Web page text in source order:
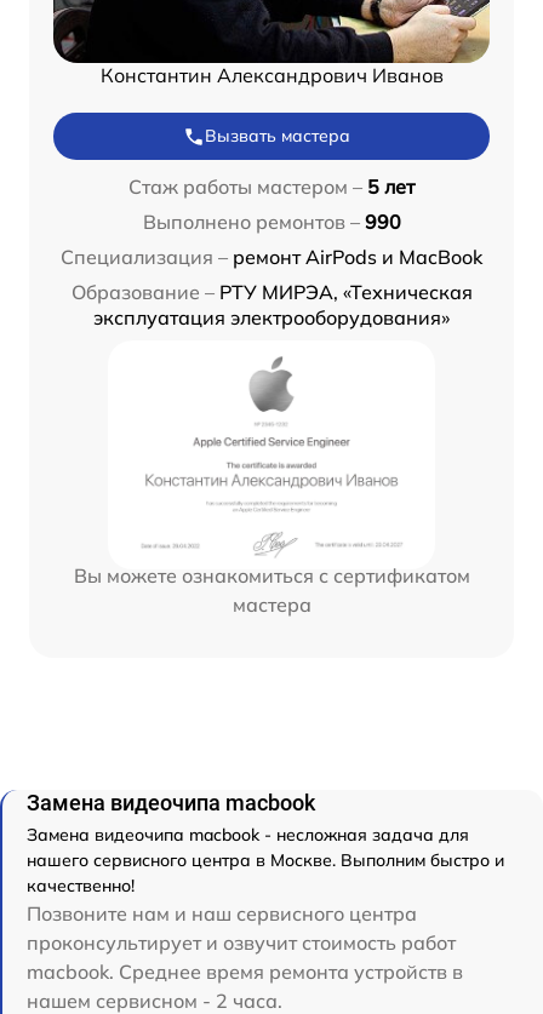
Константин Александрович Иванов
Вызвать мастера
Стаж работы мастером – 5 лет
Выполнено ремонтов – 990
Специализация – ремонт AirPods и MacBook
Образование – РТУ МИРЭА, «Техническая
эксплуатация электрооборудования»
Вы можете ознакомиться с сертификатом
мастера
Замена видеочипа macbook
Замена видеочипа macbook - несложная задача для
нашего сервисного центра в Москве. Выполним быстро и
качественно!
Позвоните нам и наш сервисного центра
проконсультирует и озвучит стоимость работ
macbook. Среднее время ремонта устройств в
нашем сервисном - 2 часа.